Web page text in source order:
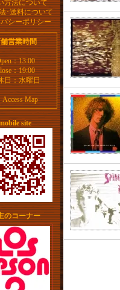
方法について
･送料について
シーポリシー
営業時間
：13:00
：19:00
日：水曜日
Access Map
site
のコーナー